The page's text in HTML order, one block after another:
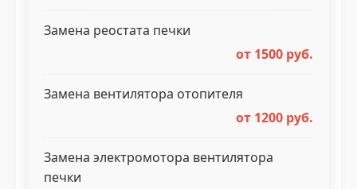
Замена реостата печки
от 1500 руб.
Замена вентилятора отопителя
от 1200 руб.
Замена электромотора вентилятора
печки